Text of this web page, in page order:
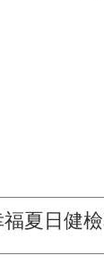
夏日健